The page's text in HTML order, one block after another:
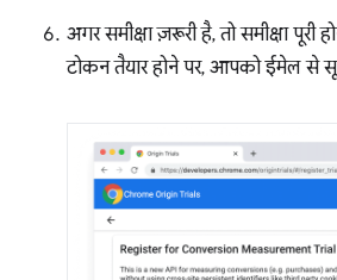
अगर समीक्षा ज़रूरी है, तो समीक्षा पूरी
टोकन तैयार होने पर, आपको ईमेल से